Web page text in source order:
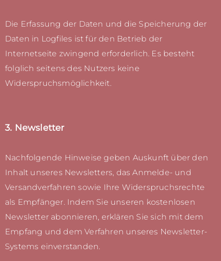
Die Erfassung der Daten und die Speicherung der
Daten in Logfiles ist für den Betrieb der
Internetseite zwingend erforderlich. Es besteht
folglich seitens des Nutzers keine
Widerspruchsmöglichkeit.
3. Newsletter
Nachfolgende Hinweise geben Auskunft über den
Inhalt unseres Newsletters, das Anmelde- und
Versandverfahren sowie Ihre Widerspruchsrechte
als Empfänger. Indem Sie unseren kostenlosen
Newsletter abonnieren, erklären Sie sich mit dem
Empfang und dem Verfahren unseres Newsletter-
Systems einverstanden.